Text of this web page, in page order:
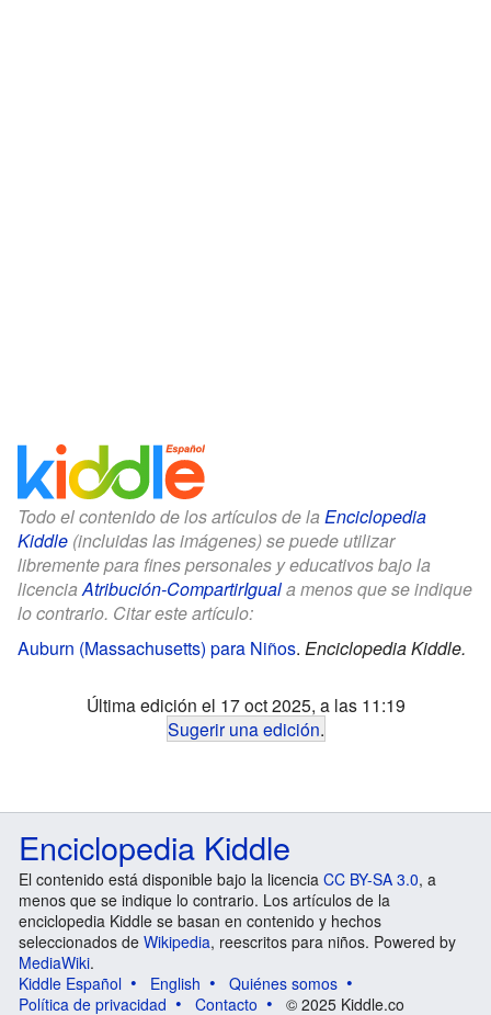
Todo el contenido de los artículos de la Enciclopedia
Kiddle (incluidas las imágenes) se puede utilizar
libremente para fines personales y educativos bajo la
licenciaAtribución-CompartirIguala menos que se indique
lo contrario. Citar este artículo:
Auburn (Massachusetts) para Niños. Enciclopedia Kiddle.
Última edición el 17 oct 2025, a las 11:19
Sugerir una edición.
Enciclopedia Kiddle
El contenido está disponible bajo la licencia CC BY-SA 3.0, a
menos que se indique lo contrario. Los artículos de la
enciclopedia Kiddle se basan en contenido y hechos
seleccionados de Wikipedia, reescritos para niños. Powered by
MediaWiki.
Kiddle Español
English
Quiénes somos
Política de privacidad
Contacto © 2025 Kiddle.co